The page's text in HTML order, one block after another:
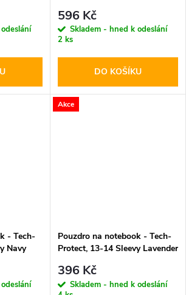
596 Kč
Skladem - hned k odeslání
2 ks
DO KOŠÍKU
- Tech-
Navy
Akce
Pouzdro na notebook - Tech-
Protect, 13-14 Sleevy Lavender
396 Kč
Skladem - hned k odeslání